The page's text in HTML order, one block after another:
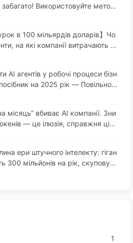
забагато! Використовуйте метод
стиснення та ізоляції, щоб т
урок в 100 мільярдів доларів】Чо
на які компанії витрачають ве
завжди "забувають" у критичні
до 90%? — Повільно в
AI агентів у робочі процеси бізн
на 2025 рік — Повільно в
місяць” вбиває AI компанії. Зни
— це ілюзія, справжня ціна
— повільно вчимо AI1
ери штучного інтелекту: гіган
300 мільйонів на рік, скуповуют
потужності, забирають ваш с
1